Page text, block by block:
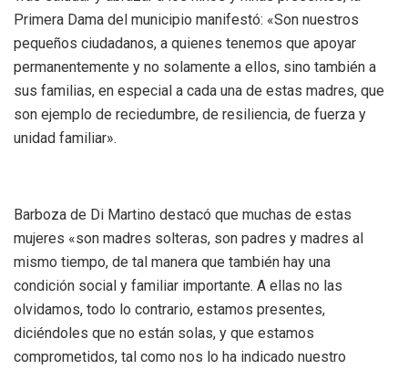
Primera Dama del municipio manifestó: «Son nuestros
pequeños ciudadanos, a quienes tenemos que apoyar
permanentemente y no solamente a ellos, sino también a
sus familias, en especial a cada una de estas madres, que
son ejemplo de reciedumbre, de resiliencia, de fuerza y
unidad familiar».
Barboza de Di Martino destacó que muchas de estas
mujeres «son madres solteras, son padres y madres al
mismo tiempo, de tal manera que también hay una
condición social y familiar importante. A ellas no las
olvidamos, todo lo contrario, estamos presentes,
diciéndoles que no están solas, y que estamos
comprometidos, tal como nos lo ha indicado nuestro